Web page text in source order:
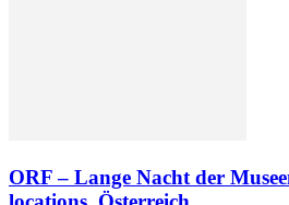
ORF – Lange Nacht der